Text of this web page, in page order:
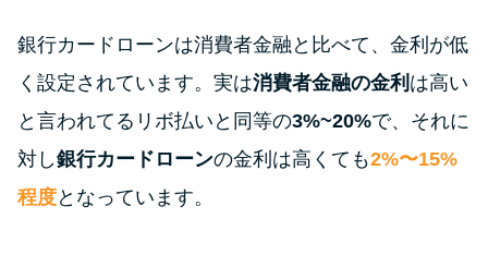
を解説
は要注意！
090金融（闇金）からお金を借り
銀行カードローンは消費者金融と比べて、金利が低
く設定されています。実は消費者金融の金利 は高い
と言われてるリボ払いと同等の3%~20%で、それに
対し銀行カードローンの金利は高くても2%〜15%
程度となっています。